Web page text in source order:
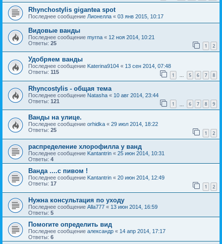
Rhynchostylis gigantea spot
Последнее сообщение Лионелла « 03 янв 2015, 10:17
Видовые ванды
Последнее сообщение myrna « 12 ноя 2014, 10:21
Ответы: 25 1 2
Удобряем ванды
Последнее сообщение Katerina9104 « 13 сен 2014, 07:48
Ответы: 115 1 … 5 6 7 8
Rhyncostylis - общая тема
Последнее сообщение Natasha « 10 авг 2014, 23:44
Ответы: 121 1 6 7 8 9
Ванды на улице.
Последнее сообщение orhidka « 29 июл 2014, 18:22
Ответы: 25 1 2
распределение хлорофилла у ванд
Последнее сообщение Kantantrin « 25 июн 2014, 10:31
Ответы: 4
Ванда ....с пивом !
Последнее сообщение Kantantrin « 20 июн 2014, 12:49
Ответы: 17 1 2
Нужна консультация по уходу
Последнее сообщение Alla777 « 13 июн 2014, 16:59
Ответы: 5
Помогите определить вид
Последнее сообщение александр « 14 апр 2014, 17:17
Ответы: 6